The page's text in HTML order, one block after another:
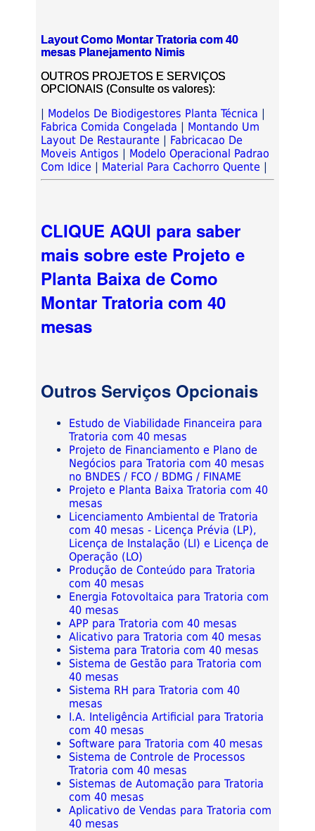
Layout Como Montar Tratoria com 40
mesas Planejamento Nimis
OUTROS PROJETOS E SERVIÇOS
OPCIONAIS (Consulte os valores):
Modelos De Biodigestores Planta Técnica
Fabrica Comida Congelada
Montando Um
Layout De Restaurante
Fabricacao De
Moveis Antigos
Modelo Operacional Padrao
Com Idice
Material Para Cachorro Quente
CLIQUE AQUI para saber
mais sobre este Projeto e
Planta Baixa de Como
Montar Tratoria com 40
mesas
Outros Serviços Opcionais
Estudo de Viabilidade Financeira para
Tratoria com 40 mesas
Projeto de Financiamento e Plano de
Negócios para Tratoria com 40 mesas
no BNDES / FCO / BDMG / FINAME
Projeto e Planta Baixa Tratoria com 40
mesas
Licenciamento Ambiental de Tratoria
com 40 mesas - Licença Prévia (LP),
Licença de Instalação (LI) e Licença de
Operação (LO)
Produção de Conteúdo para Tratoria
com 40 mesas
Energia Fotovoltaica para Tratoria com
40 mesas
APP para Tratoria com 40 mesas
Alicativo para Tratoria com 40 mesas
Sistema para Tratoria com 40 mesas
Sistema de Gestão para Tratoria com
40 mesas
Sistema RH para Tratoria com 40
mesas
I.A. Inteligência Artificial para Tratoria
com 40 mesas
Software para Tratoria com 40 mesas
Sistema de Controle de Processos
Tratoria com 40 mesas
Sistemas de Automação para Tratoria
com 40 mesas
Aplicativo de Vendas para Tratoria com
40 mesas